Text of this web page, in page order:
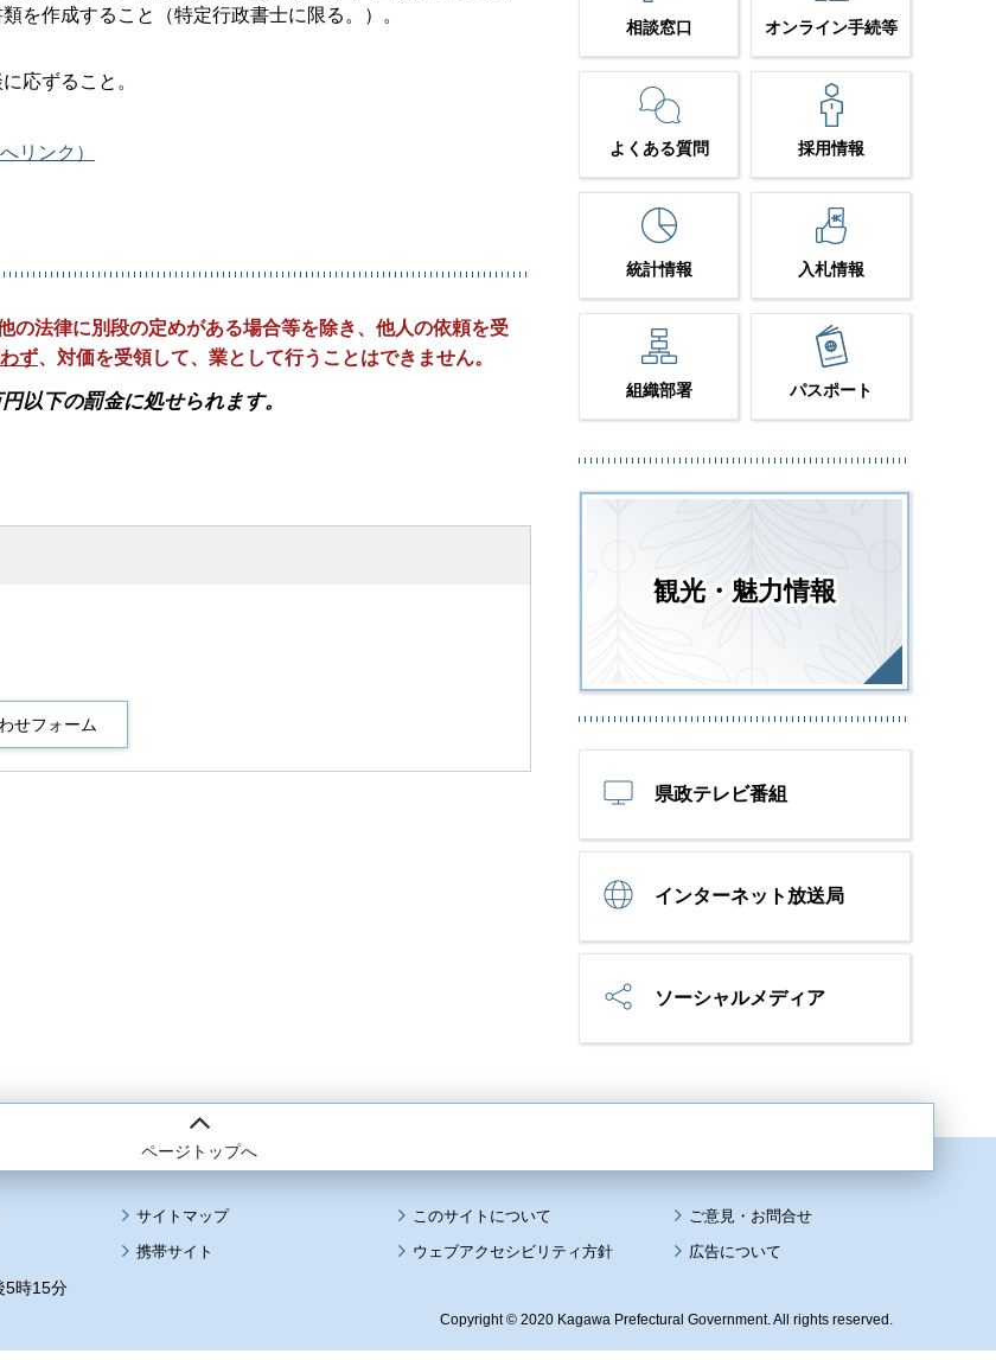
を作成すること（特定行政書士に限る。）。
応ずること。
リンク）
の法律に別段の定めがある場合等を除き、他人の依頼を受
ず、対価を受領して、業として行うことはできません。
以下の罰金に処せられます。
相談窓口 オンライン手続等
よくある質問 採用情報
統計情報 入札情報
組織部署 パスポート
観光・魅力情報
県政テレビ番組
インターネット放送局
ソーシャルメディア
ページトップへ
5時15分
サイトマップ
このサイトについて
携帯サイト
ウェブアクセシビリティ方針 広告について
Copyright © 2020 Kagawa Prefectural Government. All rights reserved.